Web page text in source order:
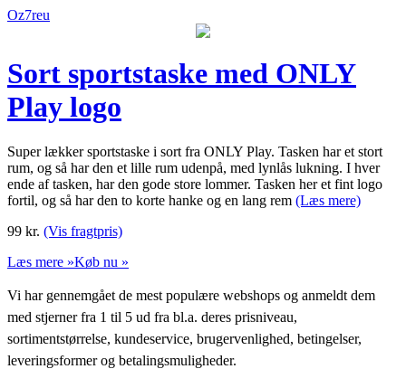
Oz7reu
Sort sportstaske med ONLY
Play logo
Super lækker sportstaske i sort fra ONLY Play. Tasken har et stort
rum, og så har den et lille rum udenpå, med lynlås lukning. I hver
ende af tasken, har den gode store lommer. Tasken her et fint logo
fortil, og så har den to korte hanke og en lang rem (Læs mere)
99 kr. (Vis fragtpris)
Læs mere »Køb nu »
Vi har gennemgået de mest populære webshops og anmeldt dem
med stjerner fra 1 til 5 ud fra bl.a. deres prisniveau,
sortimentstørrelse, kundeservice, brugervenlighed, betingelser,
leveringsformer og betalingsmuligheder.